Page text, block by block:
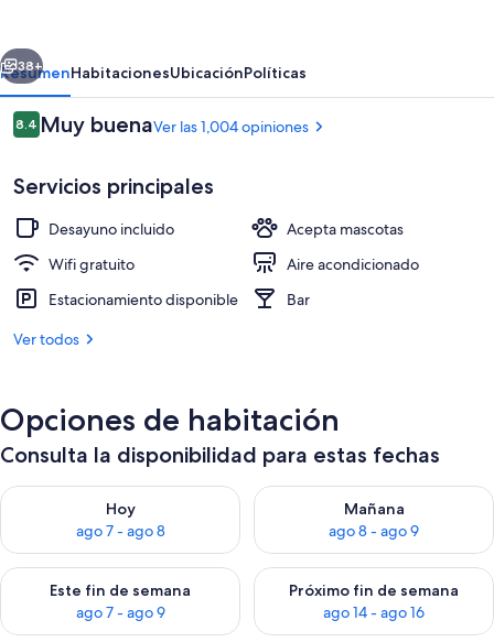
Hammersmith
by
IHG
Exterior
Siguiente
38+
ResumenHabitacionesUbicaciónPolíticas
Opiniones
8.48.4 de 10,
Muy buenaVer las 1,004 opiniones
Servicios principales
Desayuno incluido
Acepta mascotas
Wifi gratuito
Aire acondicionado
Estacionamiento disponible
Bar
Ver todos
Opciones de habitación
Consulta la disponibilidad para estas fechas
Hoy
ago 7 - ago 8
Consulta la disponibilidad para hoy ago 7 - ago 8
Mañana
ago 8 - ago 9
Consulta la disponibilidad
Este fin de semana
ago 7 - ago 9
Consulta la disponibilidad para este fin de semana ago 7 -
Próximo fin de semana
ago 14 - ago 16
Consulta la disponibilidad